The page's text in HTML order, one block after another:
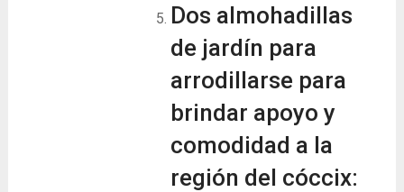
Dos almohadillas
de jardín para
arrodillarse para
brindar apoyo y
comodidad a la
región del cóccix: